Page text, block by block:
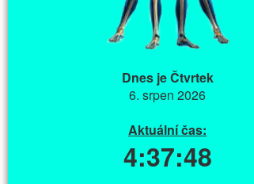
Dnes je Čtvrtek
6. srpen 2026
Aktuální čas:
4:37:48